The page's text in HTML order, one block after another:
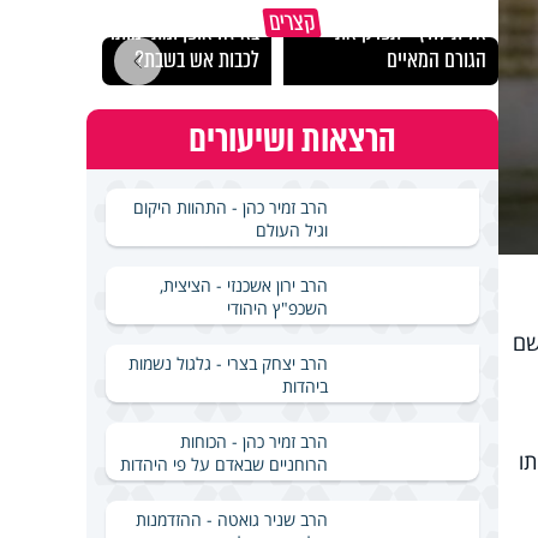
קצרים אל תילחץ - תפרק את
הגורם המאיים
באיזה אופן ומתי מותר
לכבות אש בשבת?
הרצאות ושיעורים
הרב זמיר כהן - התהוות היקום
וגיל העולם
הרב ירון אשכנזי - הציצית,
השכפ"ץ היהודי
הרב יצחק בצרי - גלגול נשמות
ביהדות
הרב זמיר כהן - הכוחות
הרוחניים שבאדם על פי היהדות
הרב שניר גואטה - ההזדמנות